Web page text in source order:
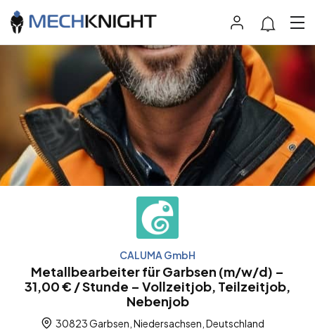
CALUMA GmbH
Metallbearbeiter für Garbsen (m/w/d) –
31,00 € / Stunde – Vollzeitjob, Teilzeitjob,
Nebenjob
30823 Garbsen, Niedersachsen, Deutschland